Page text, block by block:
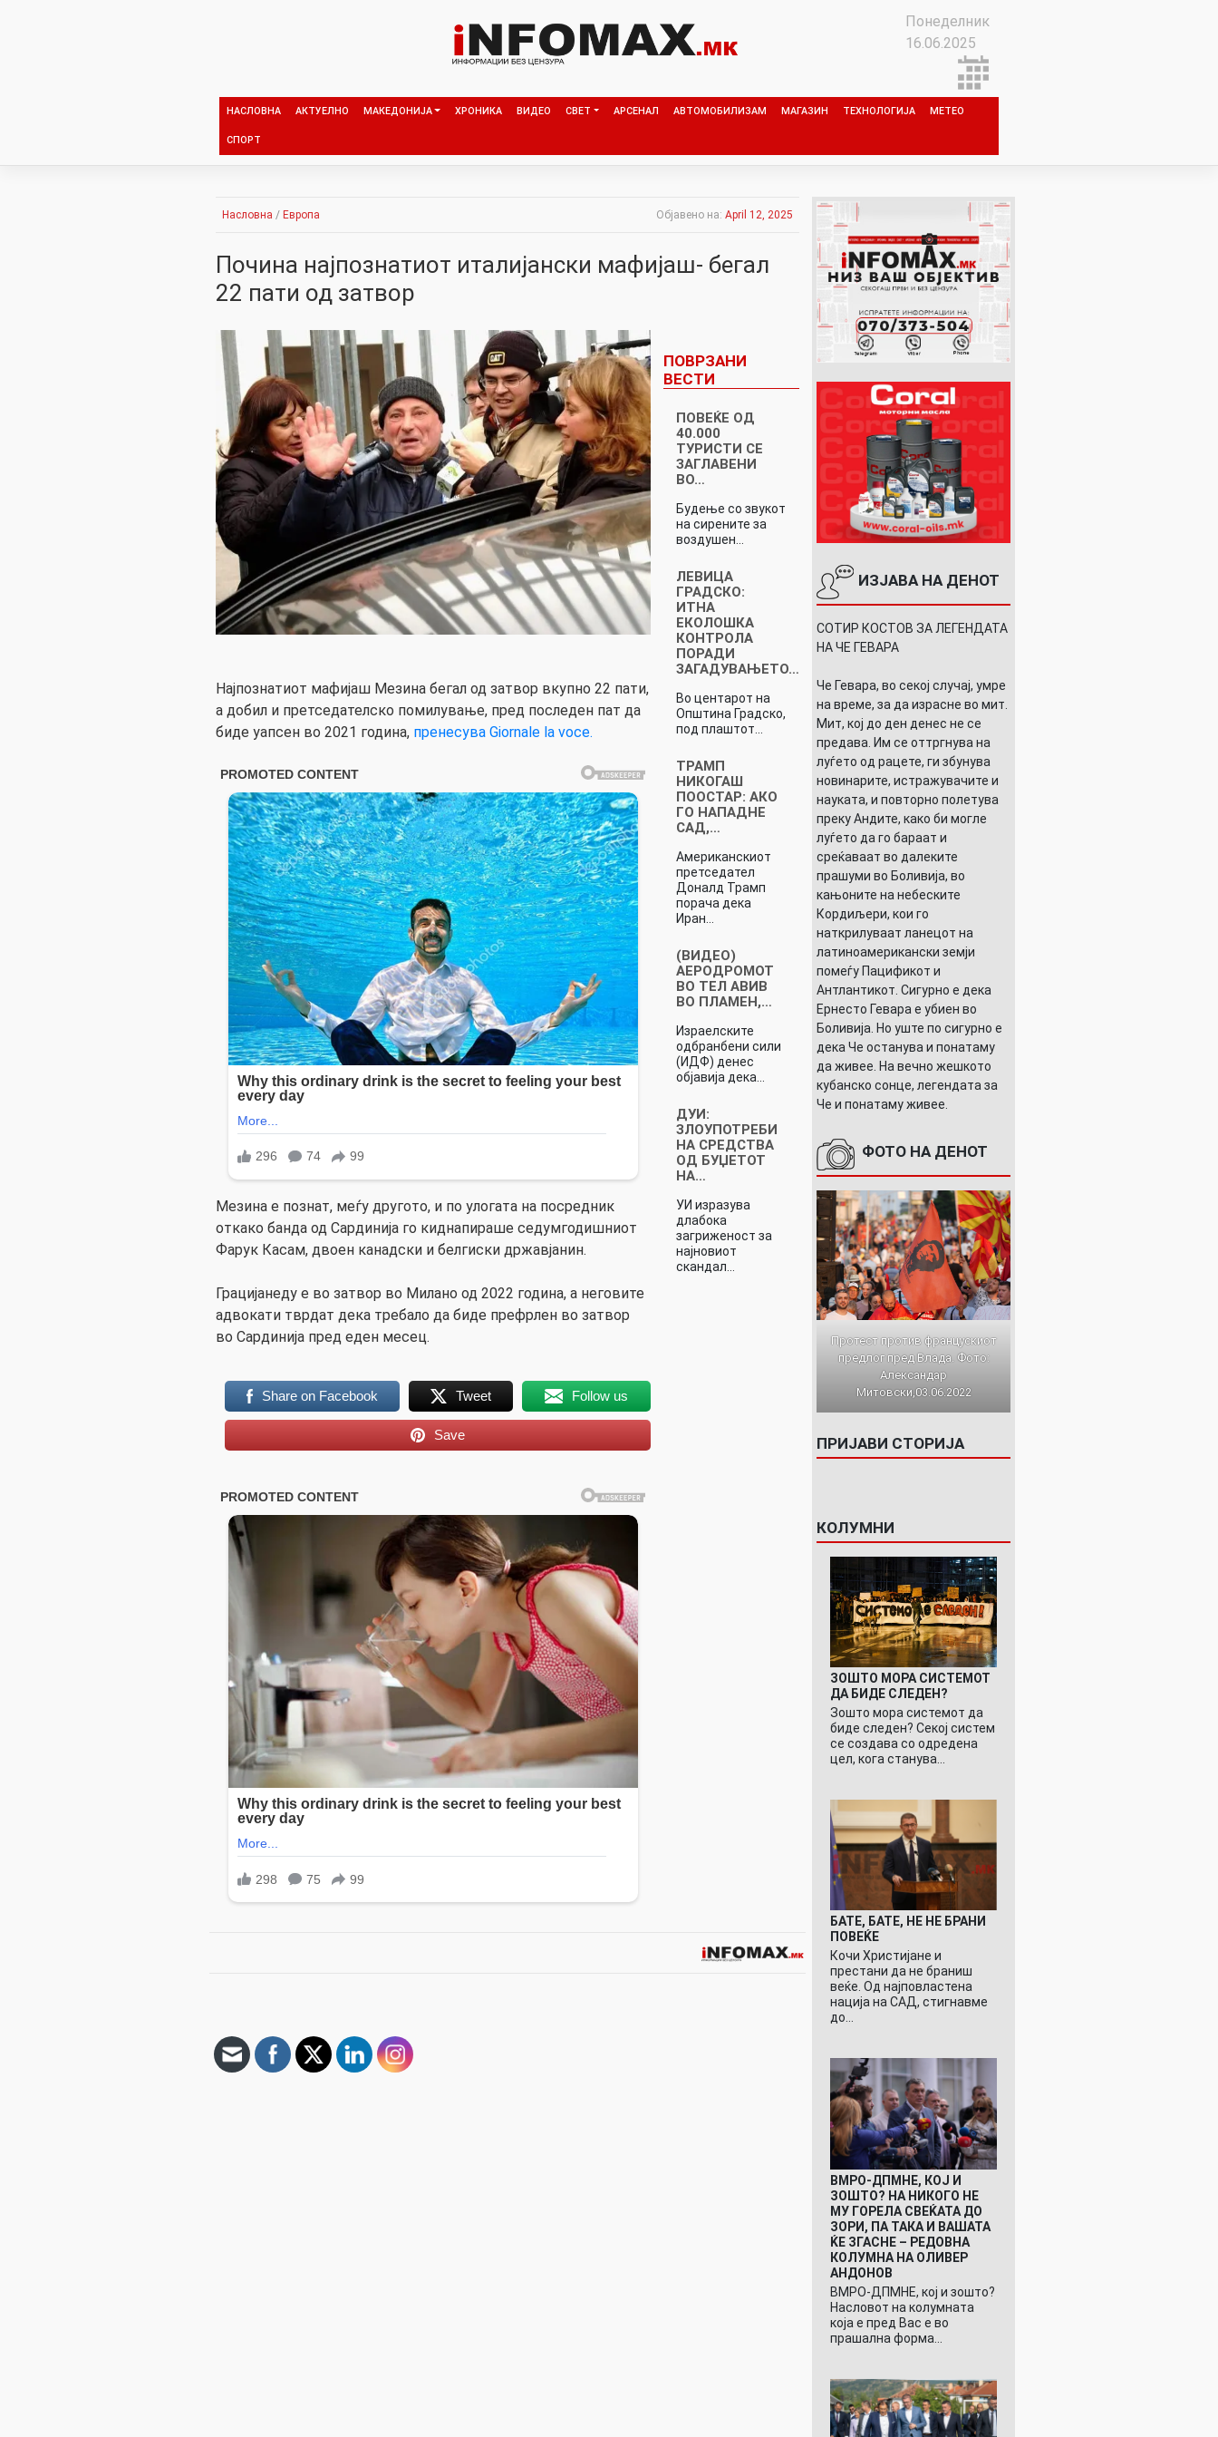
Понеделник
16.06.2025
НАСЛОВНА АКТУЕЛНО МАКЕДОНИЈА ХРОНИКА ВИДЕО СВЕТ АРСЕНАЛ АВТОМОБИЛИЗАМ МАГАЗИН ТЕХНОЛОГИЈА МЕТЕО
СПОРТ
Насловна / Европа Објавено на: April 12, 2025
Почина најпознатиот италијански мафијаш- бегал
22 пати од затвор
Најпознатиот мафијаш Мезина бегал од затвор вкупно 22 пати,
а добил и претседателско помилување, пред последен пат да
биде уапсен во 2021 година, пренесува Giornale la voce.
Мезина е познат, меѓу другото, и по улогата на посредник
откако банда од Сардинија го киднапираше седумгодишниот
Фарук Касам, двоен канадски и белгиски државјанин.
Грацијанеду е во затвор во Милано од 2022 година, а неговите
адвокати тврдат дека требало да биде префрлен во затвор
во Сардинија пред еден месец.
Share on Facebook Tweet Follow us
Save
ПОВРЗАНИ
ВЕСТИ
ПОВЕЌЕ ОД
40.000
ТУРИСТИ СЕ
ЗАГЛАВЕНИ
ВО…
Будење со звукот
на сирените за
воздушен…
ЛЕВИЦА
ГРАДСКО:
ИТНА
ЕКОЛОШКА
КОНТРОЛА
ПОРАДИ
ЗАГАДУВАЊЕТО…
Во центарот на
Општина Градско,
под плаштот…
ТРАМП
НИКОГАШ
ПООСТАР: АКО
ГО НАПАДНЕ
САД,…
Американскиот
претседател
Доналд Трамп
порача дека
Иран…
(ВИДЕО)
АЕРОДРОМОТ
ВО ТЕЛ АВИВ
ВО ПЛАМЕН,…
Израелските
одбранбени сили
(ИДФ) денес
објавија дека…
ДУИ:
ЗЛОУПОТРЕБИ
НА СРЕДСТВА
ОД БУЏЕТОТ
НА…
УИ изразува
длабока
загриженост за
најновиот
скандал…
ИЗЈАВА НА ДЕНОТ
СОТИР КОСТОВ ЗА ЛЕГЕНДАТА
НА ЧЕ ГЕВАРА
Че Гевара, во секој случај, умре
на време, за да израсне во мит.
Мит, кој до ден денес не се
предава. Им се оттргнува на
луѓето од рацете, ги збунува
новинарите, истражувачите и
науката, и повторно полетува
преку Андите, како би могле
луѓето да го бараат и
среќаваат во далеките
прашуми во Боливија, во
кањоните на небеските
Кордиљери, кои го
наткрилуваат ланецот на
латиноамерикански земји
помеѓу Пацификот и
Антлантикот. Сигурно е дека
Ернесто Гевара е убиен во
Боливија. Но уште по сигурно е
дека Че останува и понатаму
да живее. На вечно жешкото
кубанско сонце, легендата за
Че и понатаму живее.
ФОТО НА ДЕНОТ
Протест против францускиот
предлог пред Влада. Фото:
Александар
Митовски,03.06.2022
ПРИЈАВИ СТОРИЈА
КОЛУМНИ
ЗОШТО МОРА СИСТЕМОТ
ДА БИДЕ СЛЕДЕН?
Зошто мора системот да
биде следен? Секој систем
се создава со одредена
цел, кога станува…
БАТЕ, БАТЕ, НЕ НЕ БРАНИ
ПОВЕЌЕ
Кочи Христијане и
престани да не браниш
веќе. Од најповластена
нација на САД, стигнавме
до…
ВМРО-ДПМНЕ, КОЈ И
ЗОШТО? НА НИКОГО НЕ
МУ ГОРЕЛА СВЕЌАТА ДО
ЗОРИ, ПА ТАКА И ВАШАТА
ЌЕ ЗГАСНЕ – РЕДОВНА
КОЛУМНА НА ОЛИВЕР
АНДОНОВ
ВМРО-ДПМНЕ, кој и зошто?
Насловот на колумната
која е пред Вас е во
прашална форма…